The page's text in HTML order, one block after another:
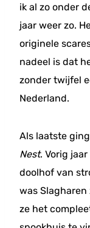
ik al zo onder
jaar weer zo.
originele
nadeel is dat
zonder twijfel
Nederland.
Als laatste
Nest. Vorig
doolhof van
was
ze het